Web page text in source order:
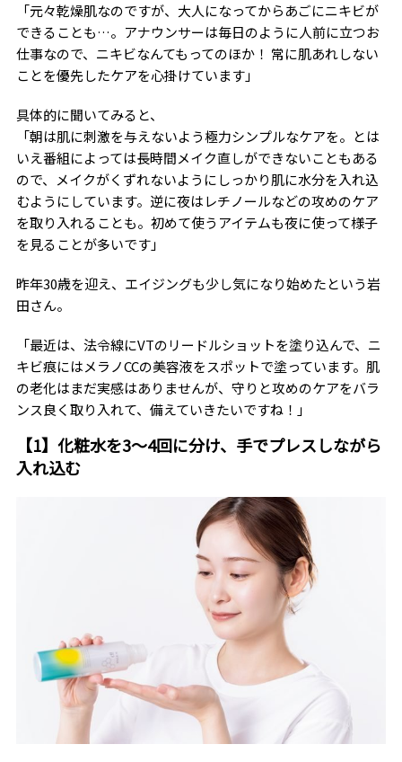
「元々乾燥肌なのですが、大人になってからあごにニキビが
できることも…。アナウンサーは毎日のように人前に立つお
仕事なので、ニキビなんてもってのほか！ 常に肌あれしない
ことを優先したケアを心掛けています」
具体的に聞いてみると、
「朝は肌に刺激を与えないよう極力シンプルなケアを。とは
いえ番組によっては長時間メイク直しができないこともある
ので、メイクがくずれないようにしっかり肌に水分を入れ込
むようにしています。逆に夜はレチノールなどの攻めのケア
を取り入れることも。初めて使うアイテムも夜に使って様子
を見ることが多いです」
昨年30歳を迎え、エイジングも少し気になり始めたという岩
田さん。
「最近は、法令線にVTのリードルショットを塗り込んで、ニ
キビ痕にはメラノCCの美容液をスポットで塗っています。肌
の老化はまだ実感はありませんが、守りと攻めのケアをバラ
ンス良く取り入れて、備えていきたいですね！」
【1】化粧水を3～4回に分け、手でプレスしながら
入れ込む